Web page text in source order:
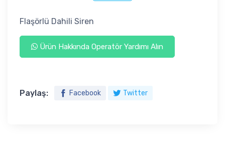
Flaşörlü Dahili Siren
Ürün Hakkında Operatör Yardımı Alın
Paylaş: Facebook Twitter